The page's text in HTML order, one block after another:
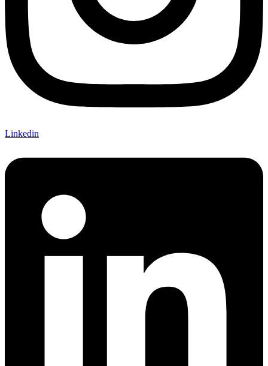
Linkedin